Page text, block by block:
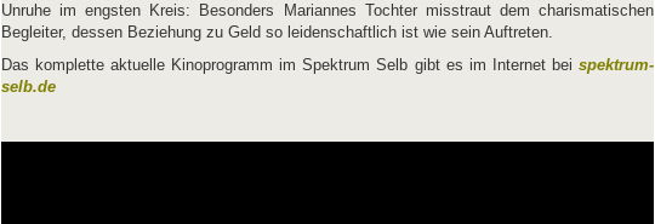
Unruhe im engsten Kreis: Besonders Mariannes Tochter misstraut dem charismatischen
Begleiter, dessen Beziehung zu Geld so leidenschaftlich ist wie sein Auftreten.
Das komplette aktuelle Kinoprogramm im Spektrum Selb gibt es im Internet beispektrum-
selb.de